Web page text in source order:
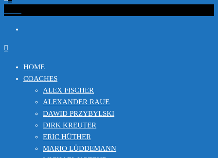
HOME
COACHES
ALEX FISCHER
ALEXANDER RAUE
DAWID PRZYBYLSKI
DIRK KREUTER
ERIC HÜTHER
MARIO LÜDDEMANN